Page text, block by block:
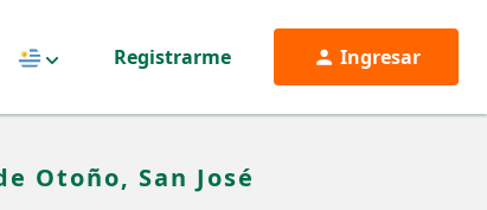
Uruguay
Registrarme Ingresar
Otoño, San José